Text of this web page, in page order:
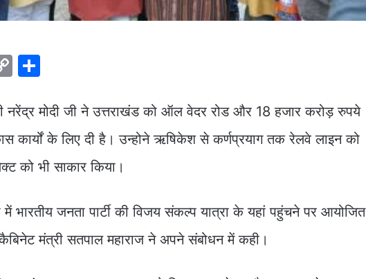
C
p
y
Li
n
ar
e
नरेंद्र मोदी जी ने उत्तराखंड को ऑल वेदर रोड और 18 हजार करोड़ रुपये
कार्यों के लिए दी है। उन्होने ऋषिकेश से कर्णप्रयाग तक रेलवे लाइन को
को भी साकार किया।
में भारतीय जनता पार्टी की विजय संकल्प यात्रा के यहां पहुंचने पर आयोजित
मंत्री सतपाल महाराज ने अपने संबोधन में कही।